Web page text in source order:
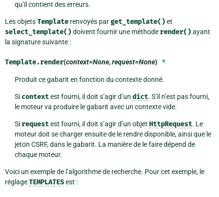
qu’il contient des erreurs.
Les objetsTemplate renvoyés parget_template() et
select_template() doivent fournir une méthode render() ayant
la signature suivante :
Template.render(context=None,request=None) ¶
Produit ce gabarit en fonction du contexte donné.
Si contextest fourni, il doit s’agir d’un dict. S’il n’est pas fourni,
le moteur va produire le gabarit avec un contexte vide.
Si requestest fourni, il doit s’agir d’un objet HttpRequest. Le
moteur doit se charger ensuite de le rendre disponible, ainsi que le
jeton CSRF, dans le gabarit. La manière de le faire dépend de
chaque moteur.
Voici un exemple de l’algorithme de recherche. Pour cet exemple, le
réglageTEMPLATESest :